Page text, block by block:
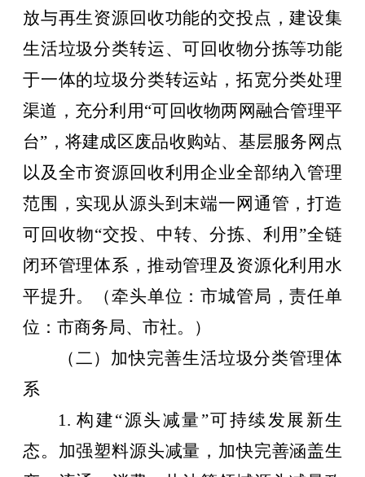
放与再生资源回收功能的交投点，建设集
生活垃圾分类转运、可回收物分拣等功能
于一体的垃圾分类转运站，拓宽分类处理
渠道，充分利用“可回收物两网融合管理平
台” ，将建成区废品收购站、基层服务网点
以及全市资源回收利用企业全部纳入管理
范围，实现从源头到末端一网通管，打造
可回收物“交投、中转、分拣、利用”全链
闭环管理体系，推动管理及资源化利用水
平提升。
（牵头单位：市城管局，责任单
位：市商务局、市社。）
（二）加快完善生活垃圾分类管理体
系
1.构建“源头减量”可持续发展新生
态。加强塑料源头减量，加快完善涵盖生